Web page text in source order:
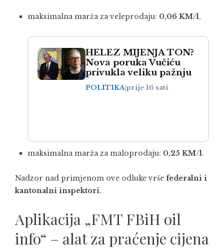
maksimalna marža za veleprodaju: 0,06 KM/l,
HELEZ MIJENJA TON?
Nova poruka Vučiću
privukla veliku pažnju
POLITIKAprije 16 sati
maksimalna marža za maloprodaju: 0,25 KM/l.
Nadzor nad primjenom ove odluke vrše federalni i
kantonalni inspektori.
Aplikacija „FMT FBiH oil
info“ – alat za praćenje cijena